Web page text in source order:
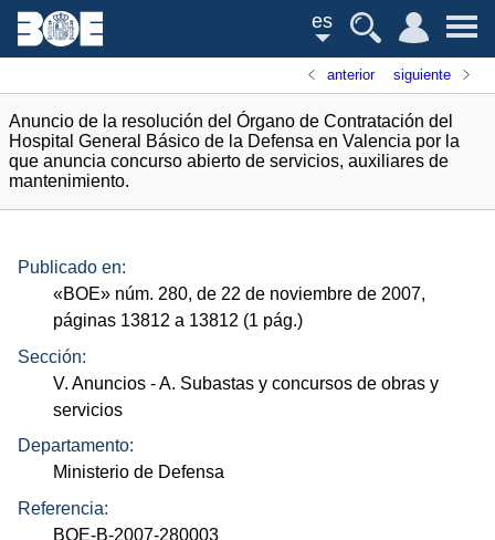
es
anterior siguiente
Anuncio de la resolución del Órgano de Contratación del
Hospital General Básico de la Defensa en Valencia por la
que anuncia concurso abierto de servicios, auxiliares de
mantenimiento.
Publicado en:
«BOE» núm. 280, de 22 de noviembre de 2007,
páginas 13812 a 13812 (1 pág.)
Sección:
V. Anuncios - A. Subastas y concursos de obras y
servicios
Departamento:
Ministerio de Defensa
Referencia:
BOE-B-2007-280003